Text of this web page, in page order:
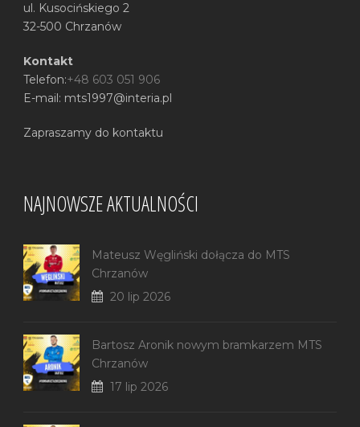
ul. Kusocińskiego 2
32-500 Chrzanów
Kontakt
Telefon:+48 603 051 906
E-mail: mts1997@interia.pl
Zapraszamy do kontaktu
NAJNOWSZE AKTUALNOŚCI
Mateusz Węgliński dołącza do MTS
Chrzanów
20 lip 2026
Bartosz Aronik nowym bramkarzem MTS
Chrzanów
17 lip 2026